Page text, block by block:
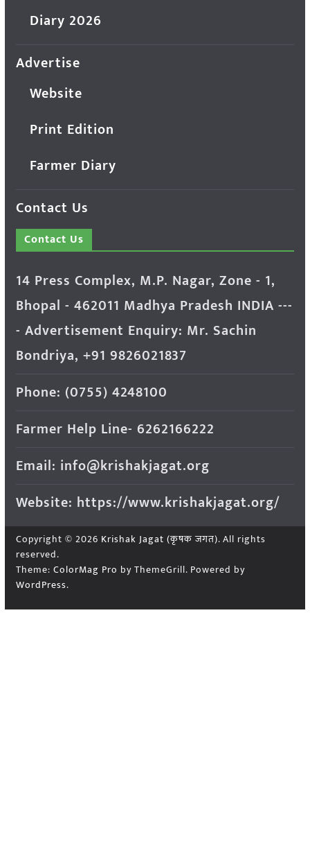
Diary 2026
Advertise
Website
Print Edition
Farmer Diary
Contact Us
Contact Us
14 Press Complex, M.P. Nagar, Zone - 1,
Bhopal - 462011 Madhya Pradesh INDIA ---
- Advertisement Enquiry: Mr. Sachin
Bondriya, +91 9826021837
Phone: (0755) 4248100
Farmer Help Line- 6262166222
Email: info@krishakjagat.org
Website: https://www.krishakjagat.org/
Copyright © 2026 Krishak Jagat (कृषक जगत). All rights
reserved.
Theme: ColorMag Pro by ThemeGrill. Powered by
WordPress.